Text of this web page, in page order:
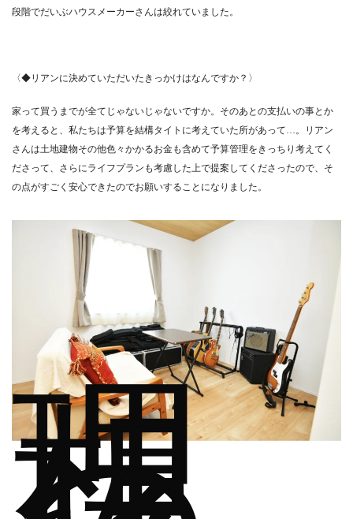
段階でだいぶハウスメーカーさんは絞れていました。
〈◆リアンに決めていただいたきっかけはなんですか？〉
家って買うまでが全てじゃないじゃないですか。そのあとの支払いの事とか
を考えると、私たちは予算を結構タイトに考えていた所があって…。リアン
さんは土地建物その他色々かかるお金も含めて予算管理をきっちり考えてく
ださって、さらにライフプランも考慮した上で提案してくださったので、そ
の点がすごく安心できたのでお願いすることになりました。
理